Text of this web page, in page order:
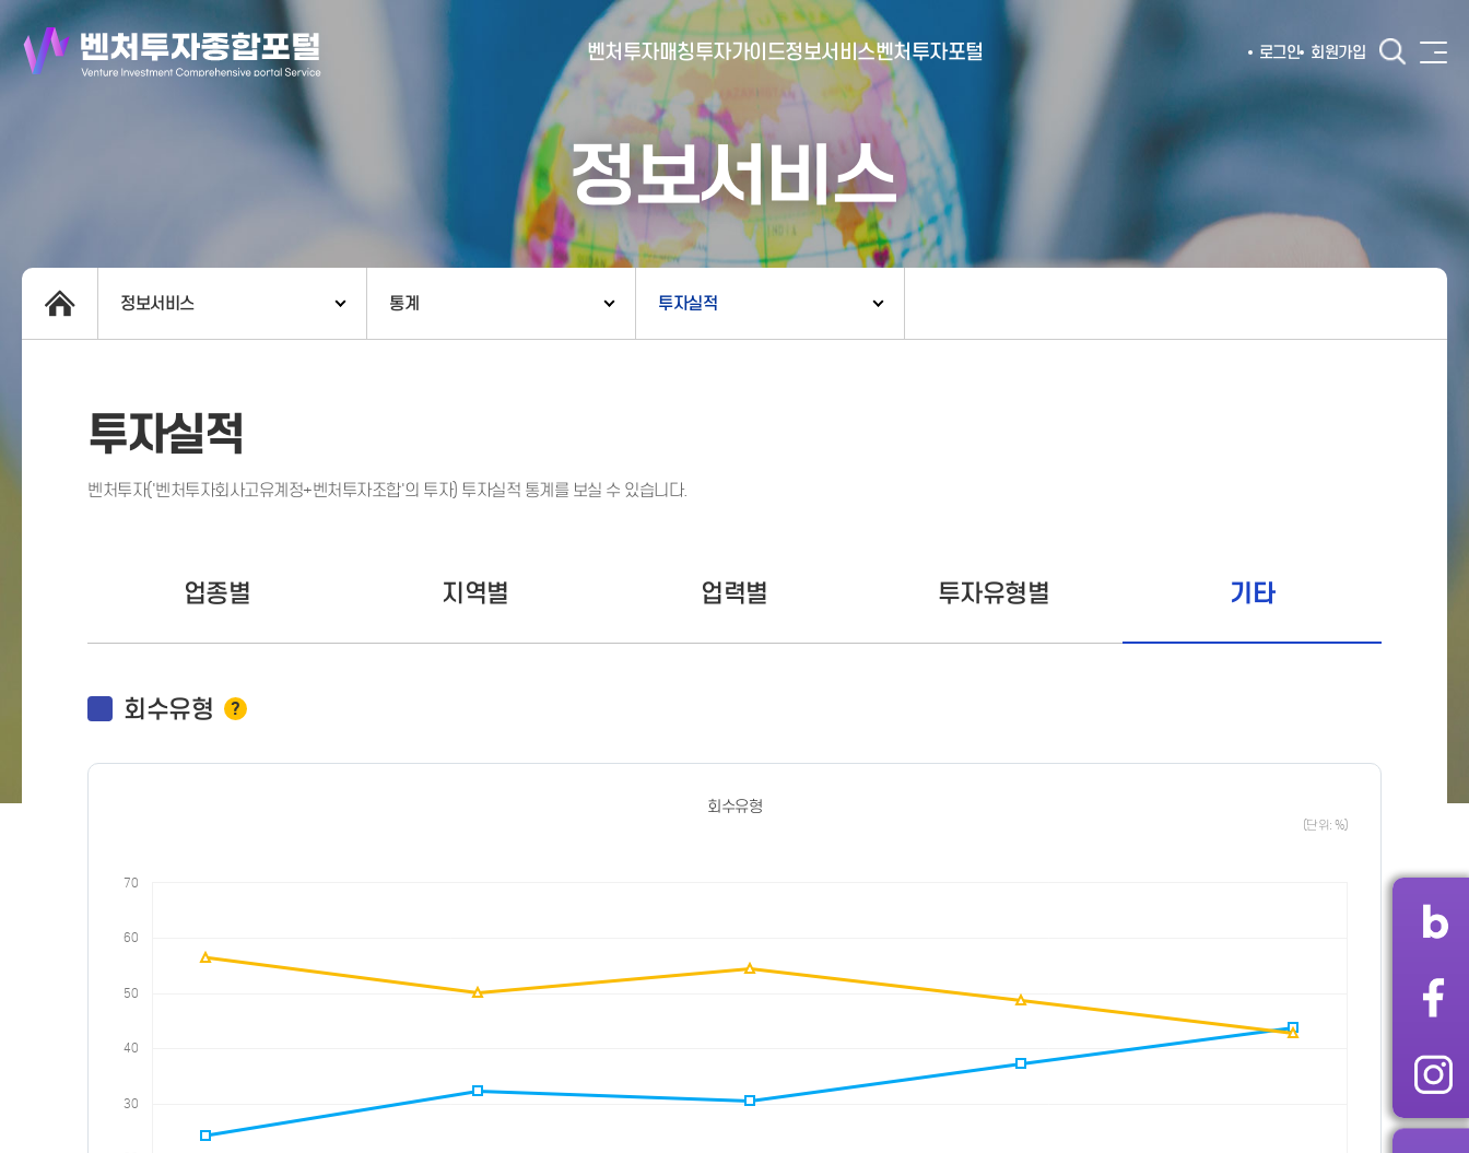
벤처투자매칭
- 통합공시
- 벤처투자회사 전자공시
- 벤처투자마트란?
투자가이드정보서비스
- 대시보드
- 투자실적
- 민간벤처통계
- 통계/연구 보고서
- 투자확인서발급시
벤처투자포털
- 포털소개
- BI소개
로그인 회원가입
정보서비스
정보서비스 통계 투자실적
투자실적
벤처투자('벤처투자회사고유계정+벤처투자조합'의 투자) 투자실적 통계를 보실 수 있습니다.
업종별 지역별 업력별 투자유형별 기타
회수유형 ?
회수유형
(단위: %)